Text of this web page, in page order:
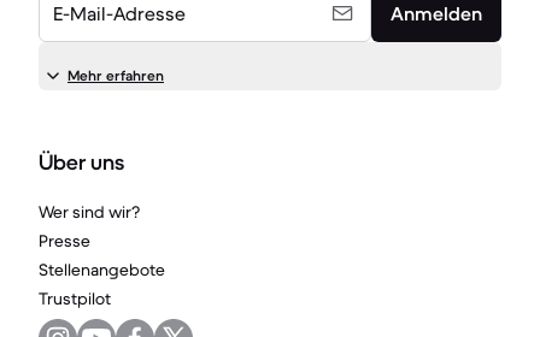
E-Mail-Adresse Anmelden
Mehr erfahren
Über uns
Wer sind wir?
Presse
Stellenangebote
Trustpilot